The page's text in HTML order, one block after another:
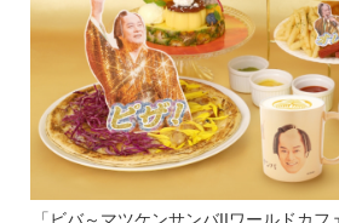
「ビバ～マツケンサンバIIワールドカ